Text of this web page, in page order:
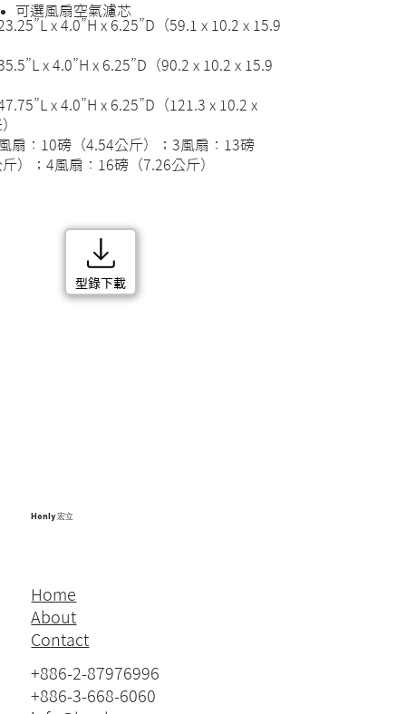
x 4.0”H x 6.25”D（59.1 x 10.2 x 15.9
x 4.0”H x 6.25”D（90.2 x 10.2 x 15.9
x 4.0”H x 6.25”D（121.3 x 10.2 x
扇：10磅（4.54公斤）；3風扇：13磅
）；4風扇：16磅（7.26公斤）
可選風扇空氣濾芯
型錄下載
Honly 宏立
Home
About
Contact
+886-2-87976996
+886-3-668-6060